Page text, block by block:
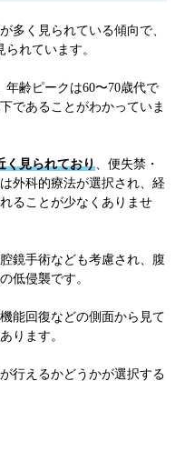
多く見られている傾向で、
られています。
齢ピークは60〜70歳代で
であることがわかっていま
く見られており、便失禁・
外科的療法が選択され、経
ることが少なくありませ
鏡手術なども考慮され、腹
低侵襲です。
能回復などの側面から見て
ります。
行えるかどうかが選択する